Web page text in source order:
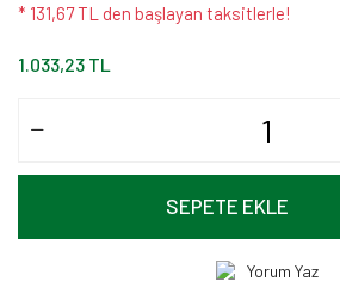
* 131,67 TL den başlayan taksitlerle!
1.033,23 TL
SEPETE EKLE
Yorum Yaz